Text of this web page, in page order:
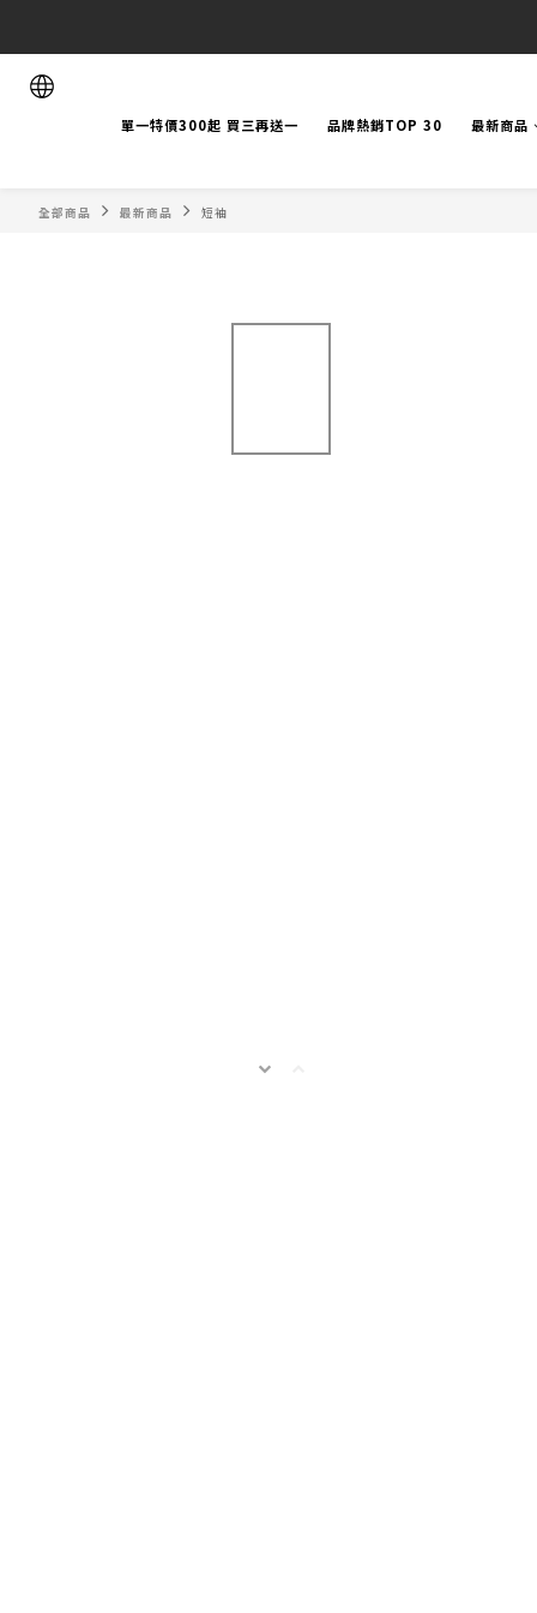
單一特價300起 買三再送一 品牌熱銷TOP 30 最新商品
全部商品 最新商品 短袖